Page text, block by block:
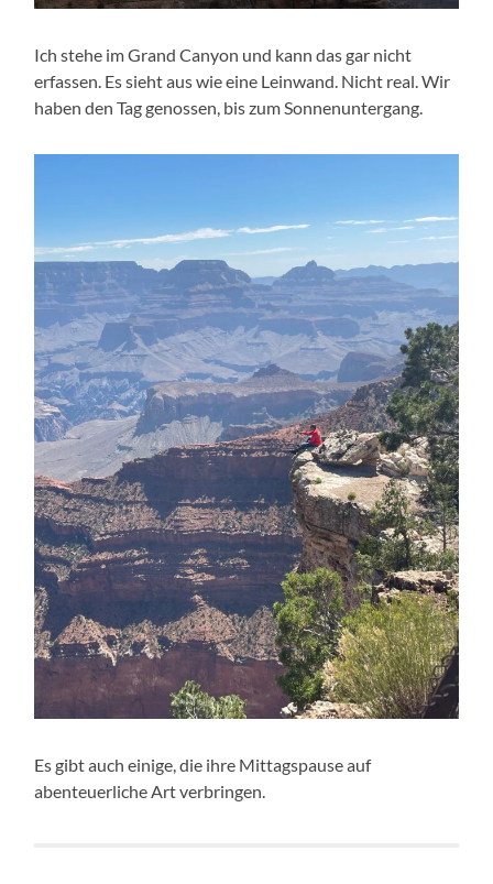
Ich stehe im Grand Canyon und kann das gar nicht
erfassen. Es sieht aus wie eine Leinwand. Nicht real. Wir
haben den Tag genossen, bis zum Sonnenuntergang.
Es gibt auch einige, die ihre Mittagspause auf
abenteuerliche Art verbringen.